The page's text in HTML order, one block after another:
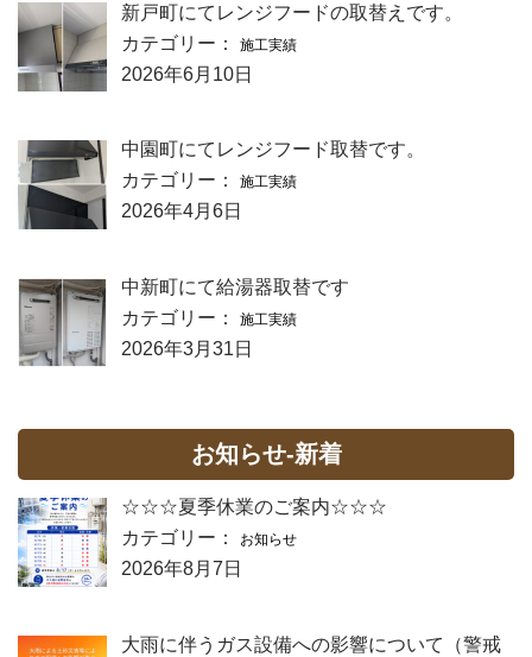
新戸町にてレンジフードの取替えです。
カテゴリー：
施工実績
2026年6月10日
中園町にてレンジフード取替です。
カテゴリー：
施工実績
2026年4月6日
中新町にて給湯器取替です
カテゴリー：
施工実績
2026年3月31日
お知らせ-新着
☆☆☆夏季休業のご案内☆☆☆
カテゴリー：
お知らせ
2026年8月7日
大雨に伴うガス設備への影響について（警戒